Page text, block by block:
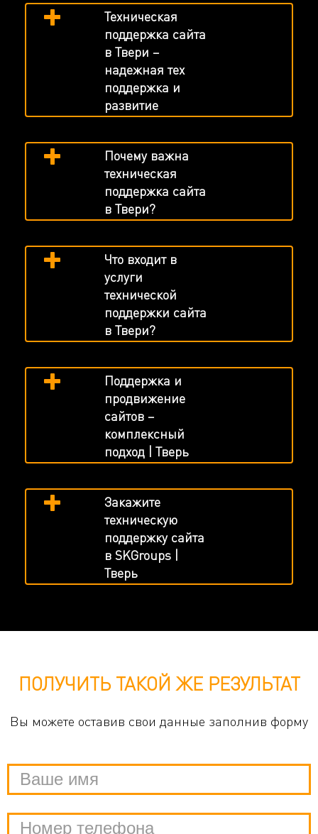
Техническая
поддержка сайта
в Твери –
надежная тех
поддержка и
развитие
Почему важна
техническая
поддержка сайта
в Твери?
Что входит в
услуги
технической
поддержки сайта
в Твери?
Поддержка и
продвижение
сайтов –
комплексный
подход | Тверь
Закажите
техническую
поддержку сайта
в SKGroups |
Тверь
ПОЛУЧИТЬ ТАКОЙ ЖЕ РЕЗУЛЬТАТ
Вы можете оставив свои данные заполнив форму